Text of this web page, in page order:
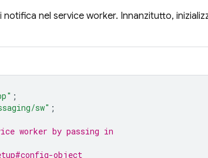
nel service worker. Innanzitutto,
;
sw" ;
worker by passing in
object